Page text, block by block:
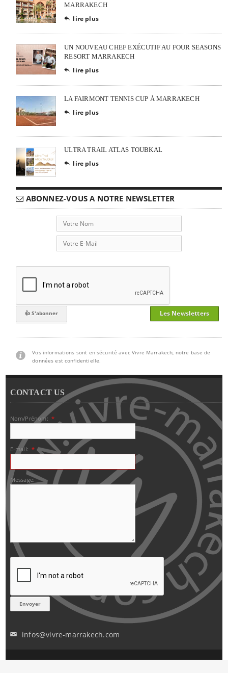
MARRAKECH
 lire plus
UN NOUVEAU CHEF EXÉCUTIF AU FOUR SEASONS
RESORT MARRAKECH
 lire plus
LA FAIRMONT TENNIS CUP À MARRAKECH
 lire plus
ULTRA TRAIL ATLAS TOUBKAL
 lire plus
ABONNEZ-VOUS A NOTRE NEWSLETTER
Les Newsletters
Vos informations sont en sécurité avec Vivre Marrakech, notre base de
données est confidentielle.
CONTACT US
Nom/Prénom: *
E-mail: *
Message:
✉ infos@vivre-marrakech.com